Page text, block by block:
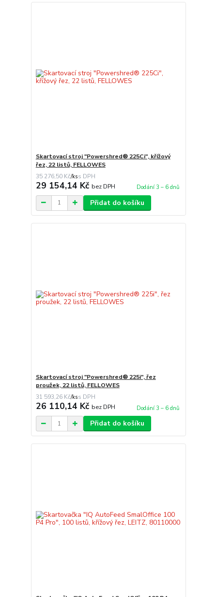
Skartovací stroj "Powershred® 225Ci", křížový
řez, 22 listů, FELLOWES
35 276,50 Kč/ks
29 154,14 Kč bez DPH Dodání 3 – 6 dnů
Přidat do košíku
Skartovací stroj "Powershred® 225i", řez
proužek, 22 listů, FELLOWES
31 593,26 Kč/ks
26 110,14 Kč bez DPH Dodání 3 – 6 dnů
Přidat do košíku